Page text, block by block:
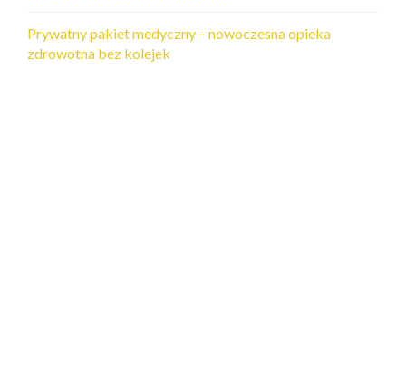
Prywatny pakiet medyczny – nowoczesna opieka
zdrowotna bez kolejek